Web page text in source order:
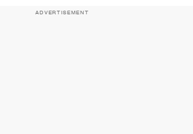
ADVERTISEMENT